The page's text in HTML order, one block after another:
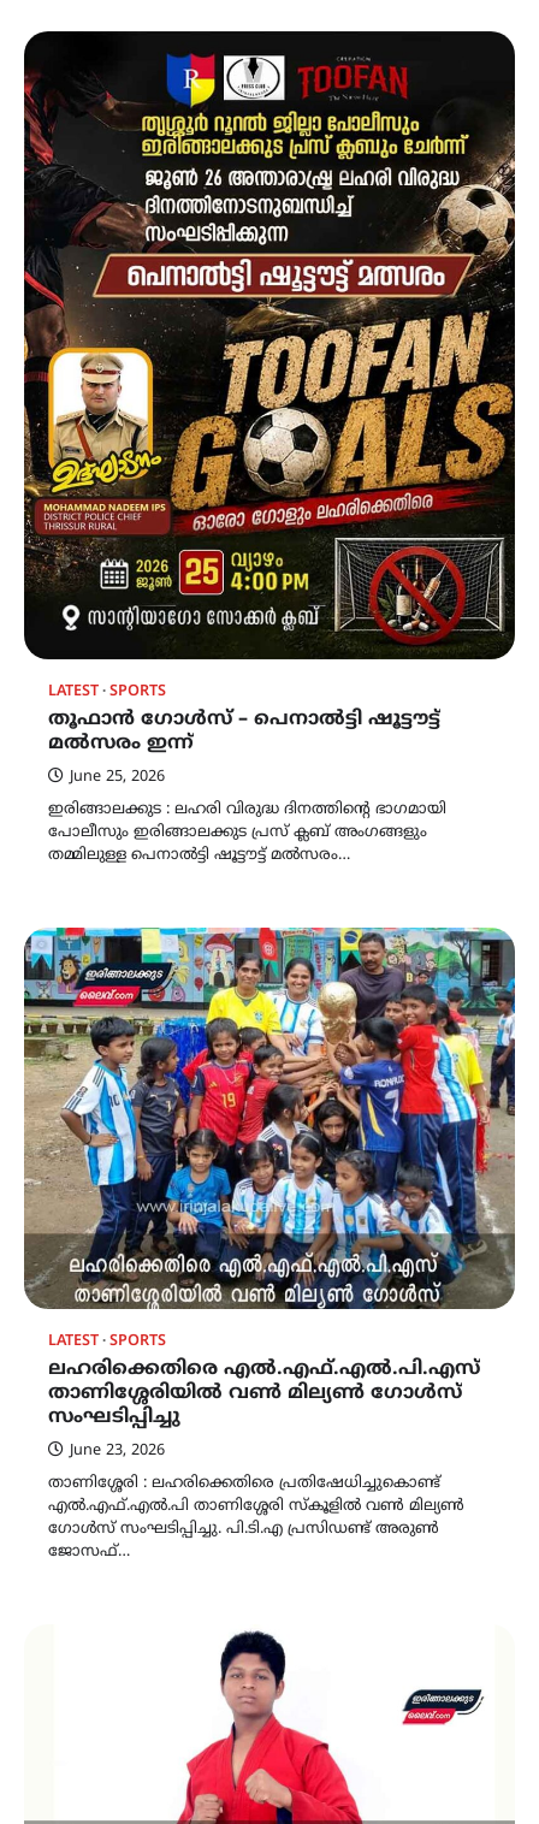
LATEST SPORTS
തൂഫാൻ ഗോൾസ് – പെനാല്‍ട്ടി ഷൂട്ടൗട്ട്
മല്‍സരം ഇന്ന്
June 25, 2026
ഇരിങ്ങാലക്കുട : ലഹരി വിരുദ്ധ ദിനത്തിന്റെ ഭാഗമായി
പോലീസും ഇരിങ്ങാലക്കുട പ്രസ് ക്ലബ് അംഗങ്ങളും
തമ്മിലുള്ള പെനാല്‍ട്ടി ഷൂട്ടൗട്ട് മല്‍സരം…
LATEST SPORTS
ലഹരിക്കെതിരെ എൽ.എഫ്.എൽ.പി.എസ്
താണിശ്ശേരിയിൽ വൺ മില്യൺ ഗോൾസ്
സംഘടിപ്പിച്ചു
June 23, 2026
താണിശ്ശേരി : ലഹരിക്കെതിരെ പ്രതിഷേധിച്ചുകൊണ്ട്
എൽ.എഫ്.എൽ.പി താണിശ്ശേരി സ്കൂളിൽ വൺ മില്യൺ
ഗോൾസ് സംഘടിപ്പിച്ചു. പി.ടി.എ പ്രസിഡണ്ട് അരുൺ
ജോസഫ്…